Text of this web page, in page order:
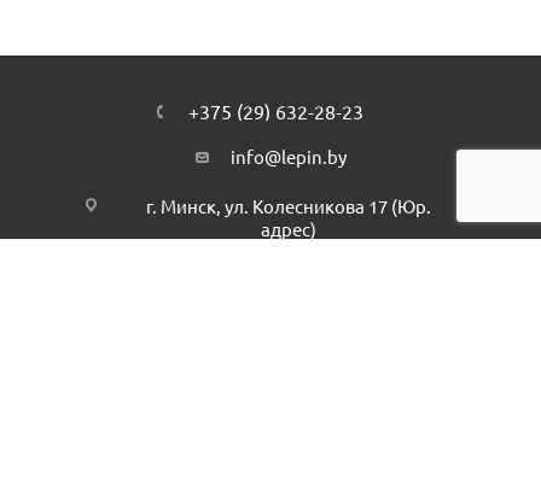
+375 (29) 632-28-23
info@lepin.by
г. Минск, ул. Колесникова 17 (Юр.
адрес)